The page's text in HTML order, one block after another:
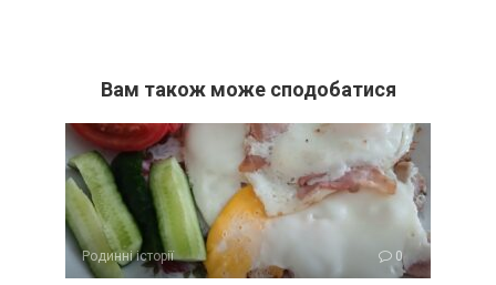
Вам також може сподобатися
Родинні історії 0